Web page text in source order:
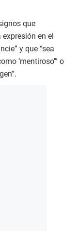
que
en el
y que “sea
‘mentiroso’” o